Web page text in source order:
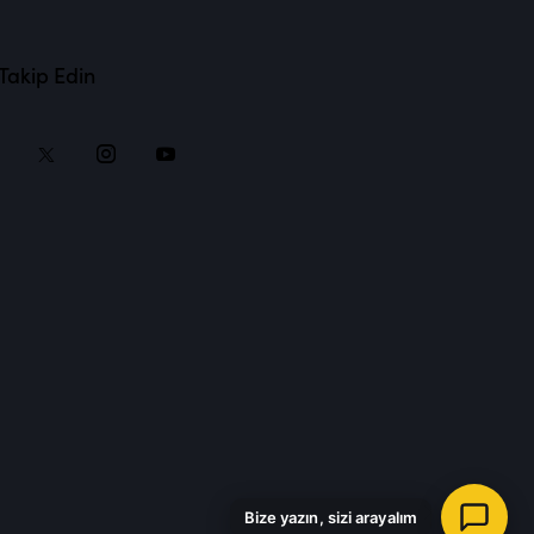
Edin
Bize yazın, sizi arayalım